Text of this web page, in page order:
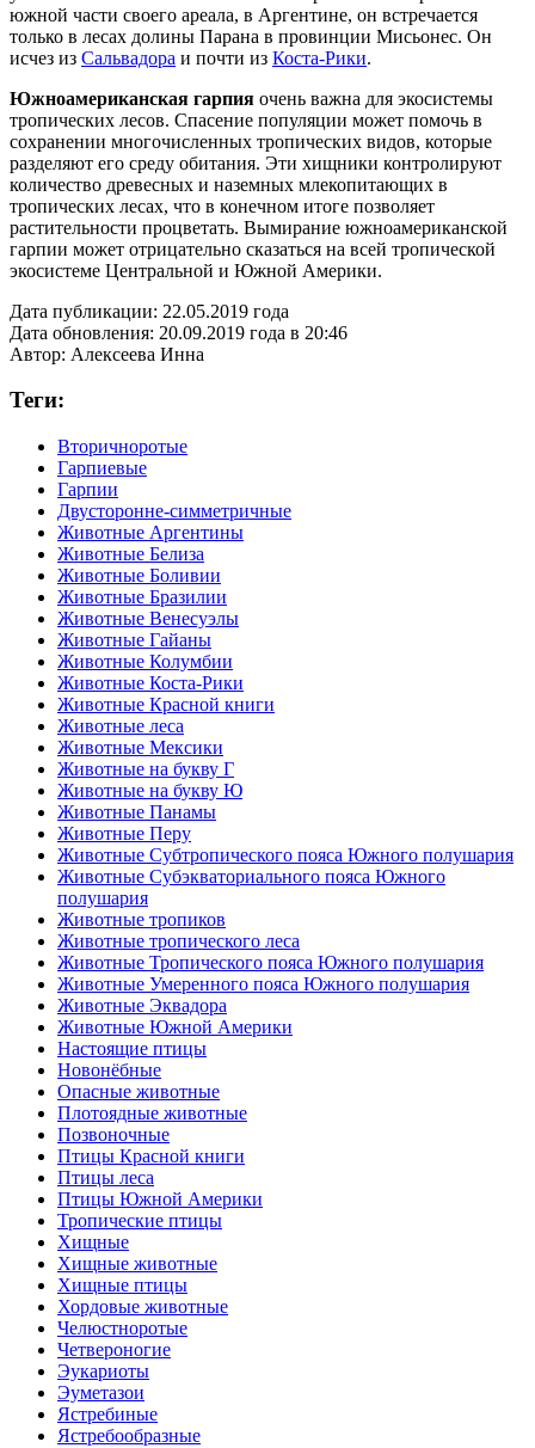
южной части своего ареала, в Аргентине, он встречается
только в лесах долины Парана в провинции Мисьонес. Он
исчез из Сальвадора и почти из Коста-Рики.
Южноамериканская гарпия очень важна для экосистемы
тропических лесов. Спасение популяции может помочь в
сохранении многочисленных тропических видов, которые
разделяют его среду обитания. Эти хищники контролируют
количество древесных и наземных млекопитающих в
тропических лесах, что в конечном итоге позволяет
растительности процветать. Вымирание южноамериканской
гарпии может отрицательно сказаться на всей тропической
экосистеме Центральной и Южной Америки.
Дата публикации: 22.05.2019 года
Дата обновления: 20.09.2019 года в 20:46
Автор: Алексеева Инна
Теги:
Вторичноротые
Гарпиевые
Гарпии
Двусторонне-симметричные
Животные Аргентины
Животные Белиза
Животные Боливии
Животные Бразилии
Животные Венесуэлы
Животные Гайаны
Животные Колумбии
Животные Коста-Рики
Животные Красной книги
Животные леса
Животные Мексики
Животные на букву Г
Животные на букву Ю
Животные Панамы
Животные Перу
Животные Субтропического пояса Южного полушария
Животные Субэкваториального пояса Южного
полушария
Животные тропиков
Животные тропического леса
Животные Тропического пояса Южного полушария
Животные Умеренного пояса Южного полушария
Животные Эквадора
Животные Южной Америки
Настоящие птицы
Новонёбные
Опасные животные
Плотоядные животные
Позвоночные
Птицы Красной книги
Птицы леса
Птицы Южной Америки
Тропические птицы
Хищные
Хищные животные
Хищные птицы
Хордовые животные
Челюстноротые
Четвероногие
Эукариоты
Эуметазои
Ястребиные
Ястребообразные